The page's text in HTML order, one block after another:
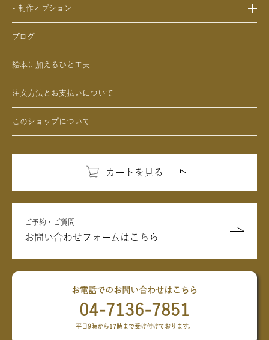
- 敬老の日のプレゼントの絵本
- 中学生、高校生、大学生へのクリスマスプレゼントの絵本
- 女性、彼女、妻、女友達へのクリスマスプレゼントの絵本
- 制作オプション
ブログ
絵本に加えるひと工夫
注文方法とお支払いについて
このショップについて
カートを見る
ご予約・ご質問
お問い合わせフォームはこちら
お電話でのお問い合わせはこちら
04-7136-7851
平日9時から17時まで受け付けております。